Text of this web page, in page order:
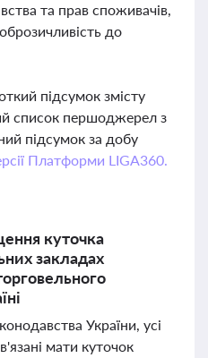
та прав споживачів,
до
підсумок змісту
список першоджерел з
підсумок за добу
Платформи LIGA360.
куточка
закладах
України, усі
мати куточок